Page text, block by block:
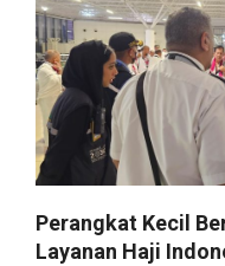
Perangkat Kecil
Layanan Haji